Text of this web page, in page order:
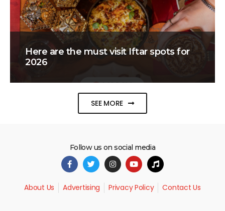
Here are the must visit Iftar spots for
2026
SEE MORE
Follow us on social media
About Us Advertising Privacy Policy Contact Us